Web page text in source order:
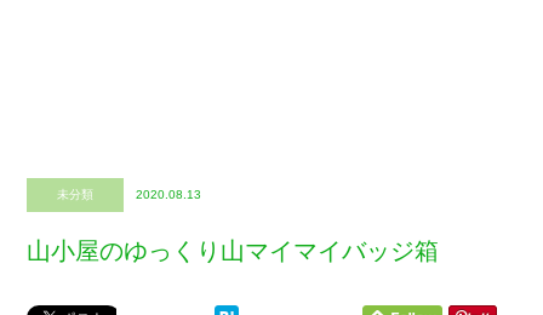
未分類 2020.08.13
山小屋のゆっくり山マイマイバッジ箱